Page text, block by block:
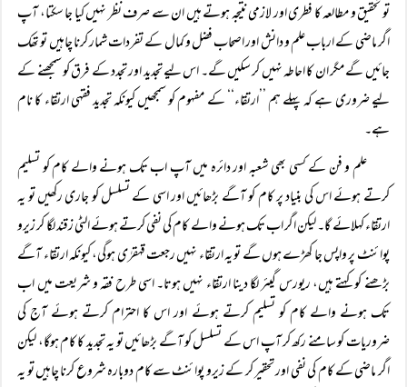
تو تحقیق و مطالعہ کا فطری اور لازمی نتیجہ ہوتے ہیں ان سے صرف نظر نہیں کیا جا سکتا، آپ
اگر ماضی کے ارباب علم و دانش اور اصحاب فضل و کمال کے تفردات شمار کرنا چاہیں تو تھک
جائیں گے مگر ان کا احاطہ نہیں کر سکیں گے۔ اس لیے تجدید اور تجدد کے فرق کو سمجھنے کے
لیے ضروری ہے کہ پہلے ہم ’’ارتقاء‘‘ کے مفہوم کو سمجھیں کیونکہ تجدید فقہی ارتقاء کا نام
ہے۔
علم و فن کے کسی بھی شعبہ اور دائرہ میں آپ اب تک ہونے والے کام کو تسلیم
کرتے ہوئے اس کی بنیاد پر کام کو آگے بڑھائیں اور اسی کے تسلسل کو جاری رکھیں تو یہ
ارتقاء کہلائے گا۔ لیکن اگر اب تک ہونے والے کام کی نفی کرتے ہوئے الٹی زقند لگا کر زیرو
پوائنٹ پر واپس جا کھڑے ہوں گے تو یہ ارتقاء نہیں رجعت قہقرٰی ہوگی، کیونکہ ارتقاء آگے
بڑھنے کو کہتے ہیں، ریورس گیئر لگا دینا ارتقاء نہیں ہوتا۔ اسی طرح فقہ و شریعت میں اب
تک ہونے والے کام کو تسلیم کرتے ہوئے اور اس کا احترام کرتے ہوئے آج کی
ضروریات کو سامنے رکھ کر آپ اس کے تسلسل کو آگے بڑھائیں تو یہ تجدید کا کام ہوگا، لیکن
اگر ماضی کے کام کی نفی اور تحقیر کر کے زیرو پوائنٹ سے کام دوبارہ شروع کرنا چاہیں تو یہ